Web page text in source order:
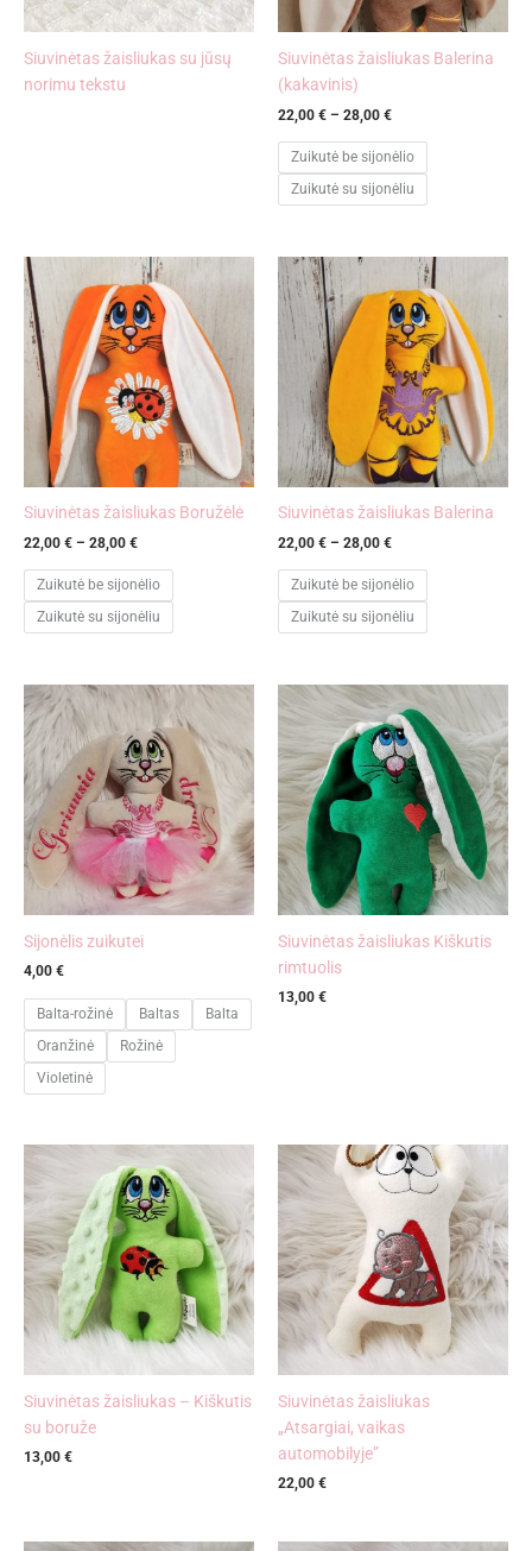
Siuvinėtas žaisliukas su jūsų
norimu tekstu
Siuvinėtas žaisliukas Balerina
(kakavinis)
22,00 € – 28,00 €
Zuikutė be sijonėlio
Zuikutė su sijonėliu
Siuvinėtas žaisliukas Boružėlė
22,00 € – 28,00 €
Price
range:
22,00 €
through
28,00 €
Zuikutė be sijonėlio
Zuikutė su sijonėliu
Siuvinėtas žaisliukas Balerina
22,00 € – 28,00 €
Price
range:
22,00 €
through
28,00 €
Zuikutė be sijonėlio
Zuikutė su sijonėliu
Sijonėlis zuikutei
4,00 €
Balta-rožinė Baltas
Balta
Oranžinė
Rožinė
Violetinė
Siuvinėtas žaisliukas Kiškutis
rimtuolis
13,00 €
Siuvinėtas žaisliukas – Kiškutis
su boruže
13,00 €
Siuvinėtas žaisliukas
„Atsargiai, vaikas
automobilyje”
22,00 €